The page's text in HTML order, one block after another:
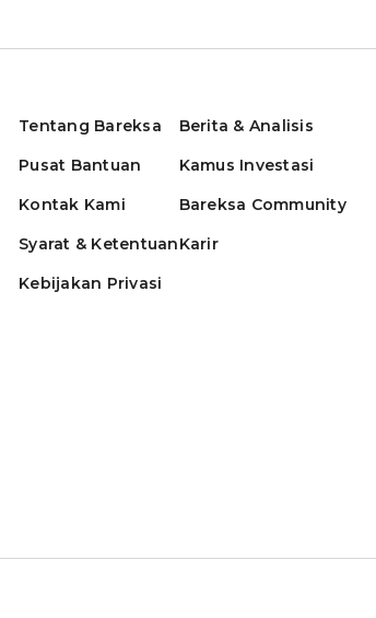
Tentang Bareksa
Pusat Bantuan
Kontak Kami
Syarat & Ketentuan
Kebijakan Privasi
Berita & Analisis
Kamus Investasi
Bareksa Community
Karir